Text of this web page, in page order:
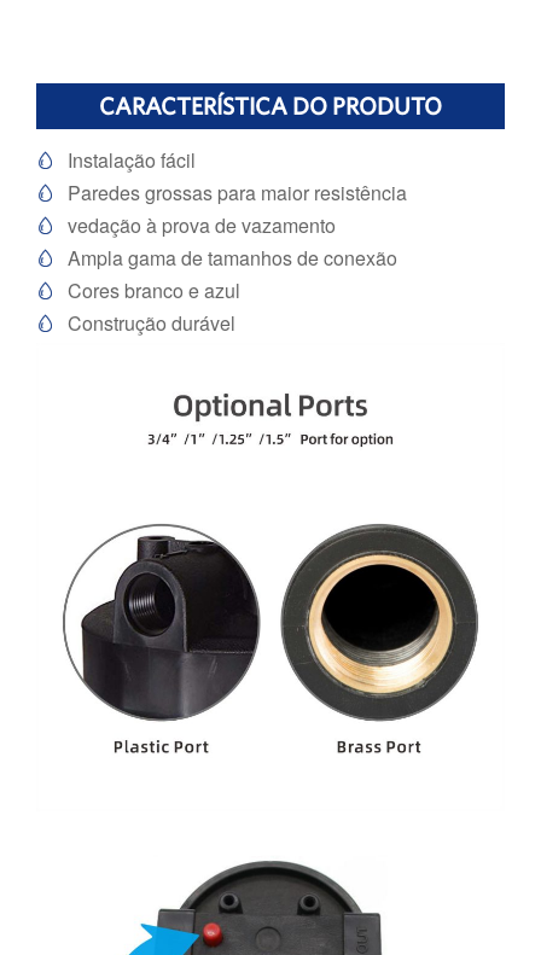
CARACTERÍSTICA DO PRODUTO
 Instalação fácil
 Paredes grossas para maior resistência
 vedação à prova de vazamento
 Ampla gama de tamanhos de conexão
 Cores branco e azul
 Construção durável